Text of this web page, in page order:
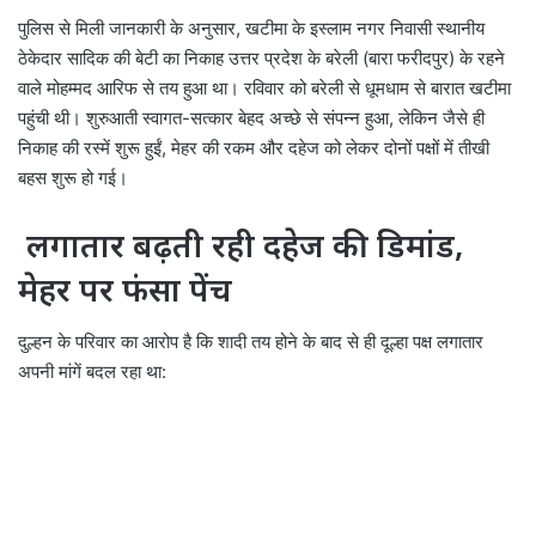
पुलिस से मिली जानकारी के अनुसार, खटीमा के इस्लाम नगर निवासी स्थानीय
ठेकेदार सादिक की बेटी का निकाह उत्तर प्रदेश के बरेली (बारा फरीदपुर) के रहने
वाले मोहम्मद आरिफ से तय हुआ था। रविवार को बरेली से धूमधाम से बारात खटीमा
पहुंची थी। शुरुआती स्वागत-सत्कार बेहद अच्छे से संपन्न हुआ, लेकिन जैसे ही
निकाह की रस्में शुरू हुईं, मेहर की रकम और दहेज को लेकर दोनों पक्षों में तीखी
बहस शुरू हो गई।
लगातार बढ़ती रही दहेज की डिमांड,
मेहर पर फंसा पेंच
दुल्हन के परिवार का आरोप है कि शादी तय होने के बाद से ही दूल्हा पक्ष लगातार
अपनी मांगें बदल रहा था: